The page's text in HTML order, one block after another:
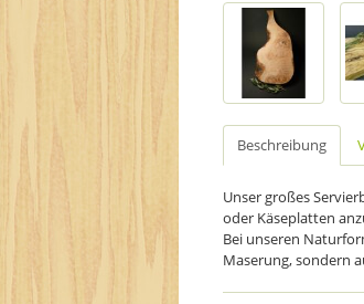
Beschreibung
Unser großes
oder Käseplatten
Bei unseren
Maserung, sondern